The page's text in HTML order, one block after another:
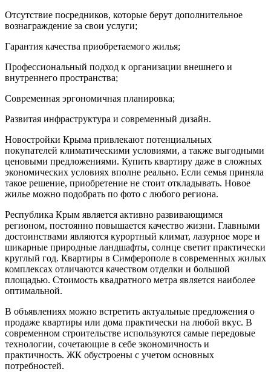
Отсутствие посредников, которые берут дополнительное
вознаграждение за свои услуги;
Гарантия качества приобретаемого жилья;
Профессиональный подход к организации внешнего и
внутреннего пространства;
Современная эргономичная планировка;
Развитая инфраструктура и современный дизайн.
Новостройки Крыма привлекают потенциальных
покупателей климатическими условиями, а также выгодными
ценовыми предложениями. Купить квартиру даже в сложных
экономических условиях вполне реально. Если семья приняла
такое решение, приобретение не стоит откладывать. Новое
жилье можно подобрать по фото с любого региона.
Республика Крым является активно развивающимся
регионом, постоянно повышается качество жизни. Главными
достоинствами являются курортный климат, лазурное море и
шикарные природные ландшафты, солнце светит практически
круглый год. Квартиры в Симферополе в современных жилых
комплексах отличаются качеством отделки и большой
площадью. Стоимость квадратного метра является наиболее
оптимальной.
В объявлениях можно встретить актуальные предложения о
продаже квартиры или дома практически на любой вкус. В
современном строительстве используются самые передовые
технологии, сочетающие в себе экономичность и
практичность. ЖК обустроены с учетом основных
потребностей.